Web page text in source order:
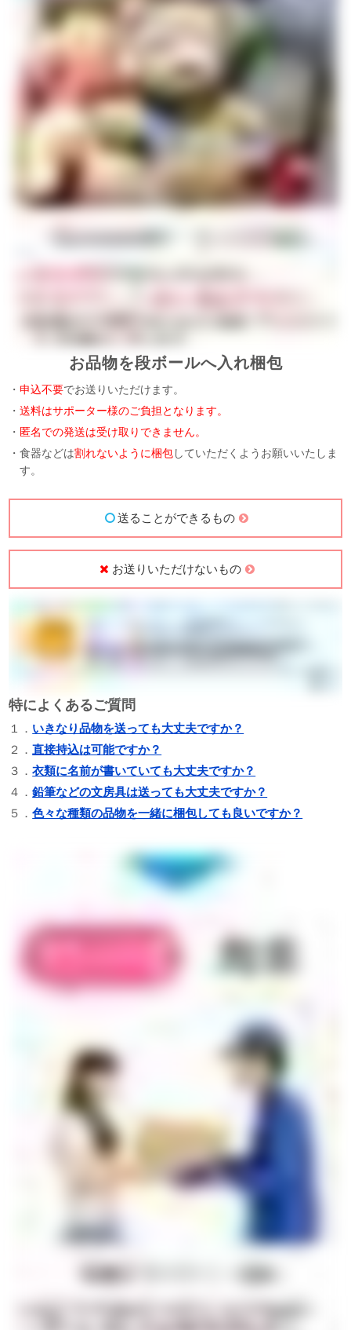
お品物を段ボールへ入れ梱包
・申込不要でお送りいただけます。
・送料はサポーター様のご負担となります。
・ 匿名での発送は受け取りできません。
・食器などは割れないように梱包していただくようお願いいたしま
す。
送ることができるもの
お送りいただけないもの
特によくあるご質問
１． いきなり品物を送っても大丈夫ですか？
２．直接持込は可能ですか？
３．衣類に名前が書いていても大丈夫ですか？
４．鉛筆などの文房具は送っても大丈夫ですか？
５．色々な種類の品物を一緒に梱包しても良いですか？